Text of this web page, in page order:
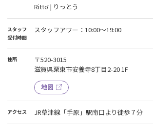
Rittō | りっとう
スタッフ
受付時間
スタッフアワー：10:00〜19:00
住所
〒520-3015
滋賀県栗東市安養寺8丁目2-20 1F
地図
アクセス JR草津線「手原」駅南口より徒歩７分